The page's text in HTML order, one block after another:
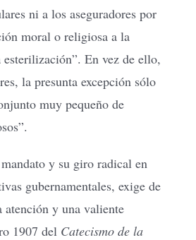
ni a los aseguradores por
moral o religiosa a la
En vez de ello,
la presunta excepción sólo
muy pequeño de
y su giro radical en
gubernamentales, exige de
atención y una valiente
1907 del Catecismo de la